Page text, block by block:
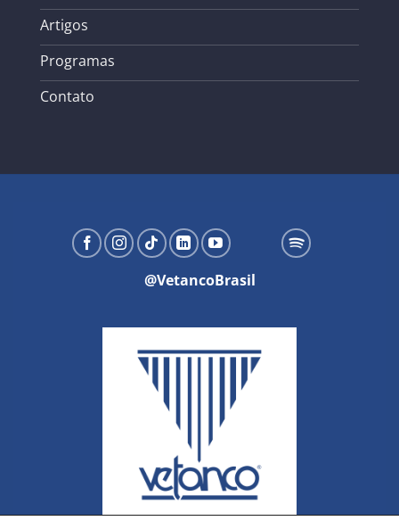
Artigos
Programas
Contato
@VetancoBrasil